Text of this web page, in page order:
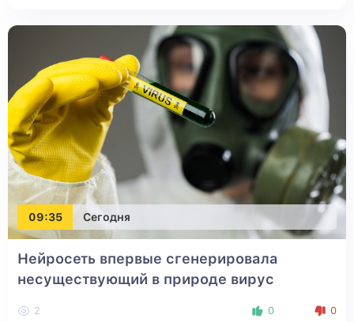
09:35 Сегодня
Нейросеть впервые сгенерировала
несуществующий в природе вирус
2 0 0